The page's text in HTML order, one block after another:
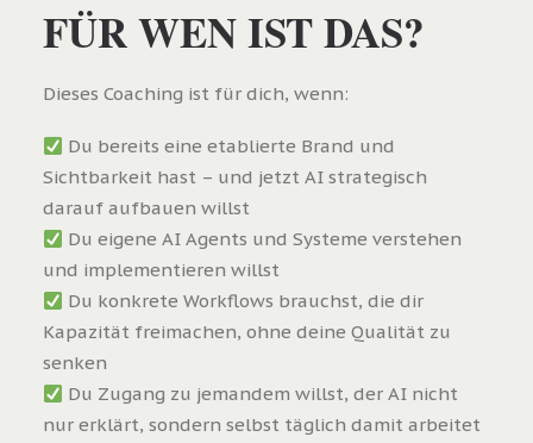
FÜR WEN IST DAS?
Dieses Coaching ist für dich, wenn:
Du bereits eine etablierte Brand und
Sichtbarkeit hast – und jetzt AI strategisch
darauf aufbauen willst
Du eigene AI Agents und Systeme verstehen
und implementieren willst
Du konkrete Workflows brauchst, die dir
Kapazität freimachen, ohne deine Qualität zu
senken
Du Zugang zu jemandem willst, der AI nicht
nur erklärt, sondern selbst täglich damit arbeitet